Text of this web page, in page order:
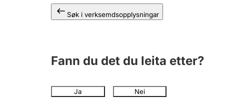
Søk i verksemdsopplysningar
Fann du det du leita etter?
Ja Nei